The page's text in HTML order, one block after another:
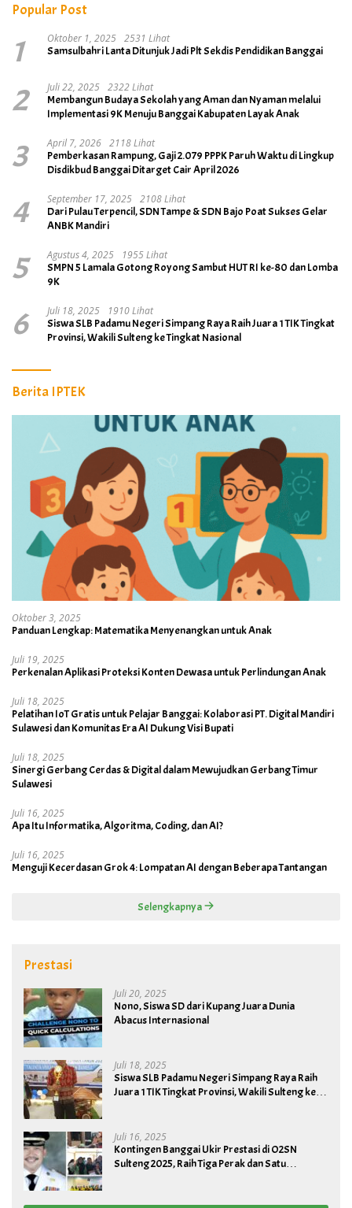
Popular Post
1 Oktober 1, 2025 2531 Lihat
Samsulbahri Lanta Ditunjuk Jadi Plt Sekdis Pendidikan Banggai
2 Juli 22, 2025 2322 Lihat
Membangun Budaya Sekolah yang Aman dan Nyaman melalui
Implementasi 9K Menuju Banggai Kabupaten Layak Anak
3 April 7, 2026 2118 Lihat
Pemberkasan Rampung, Gaji 2.079 PPPK Paruh Waktu di Lingkup
Disdikbud Banggai Ditarget Cair April 2026
4 September 17, 2025 2108 Lihat
Dari Pulau Terpencil, SDN Tampe & SDN Bajo Poat Sukses Gelar
ANBK Mandiri
5 Agustus 4, 2025
1955 Lihat
SMPN 5 Lamala Gotong Royong Sambut HUT RI ke-80 dan Lomba
9K
6 Juli 18, 2025
1910 Lihat
Siswa SLB Padamu Negeri Simpang Raya Raih Juara 1 TIK Tingkat
Provinsi, Wakili Sulteng ke Tingkat Nasional
Berita IPTEK
Oktober 3, 2025
Panduan Lengkap: Matematika Menyenangkan untuk Anak
Juli 19, 2025
Perkenalan Aplikasi Proteksi Konten Dewasa untuk Perlindungan Anak
Juli 18, 2025
Pelatihan IoT Gratis untuk Pelajar Banggai: Kolaborasi PT. Digital Mandiri
Sulawesi dan Komunitas Era AI Dukung Visi Bupati
Juli 18, 2025
Sinergi Gerbang Cerdas & Digital dalam Mewujudkan Gerbang Timur
Sulawesi
Juli 16, 2025
Apa Itu Informatika, Algoritma, Coding, dan AI?
Juli 16, 2025
Menguji Kecerdasan Grok 4: Lompatan AI dengan Beberapa Tantangan
Selengkapnya
Prestasi
Juli 20, 2025
Nono, Siswa SD dari Kupang Juara Dunia
Abacus Internasional
Juli 18, 2025
Siswa SLB Padamu Negeri Simpang Raya Raih
Juara 1 TIK Tingkat Provinsi, Wakili Sulteng ke
Juli 16, 2025
Kontingen Banggai Ukir Prestasi di O2SN
Sulteng 2025, Raih Tiga Perak dan Satu